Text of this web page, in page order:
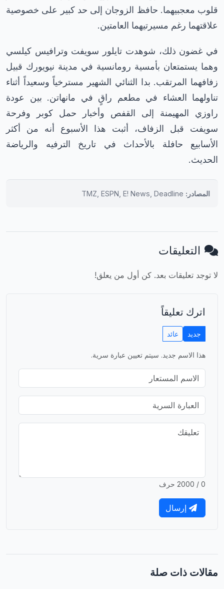
قلوب معجبيهما. حافظ الزوجان إلى حد كبير على خصوصية
علاقتهما رغم مسيرتيهما العامتين.
في غضون ذلك، شوهدت تايلور سويفت وترافيس كيلسي
وهما يستمتعان بأمسية رومانسية في مدينة نيويورك قبيل
زفافهما المرتقب. بدا الثنائي الشهير مسترخياً وسعيداً أثناء
تناولهما العشاء في مطعم راقٍ في مانهاتن. بين عودة
راوزي المهيمنة إلى القفص وأخبار حمل كوبر وفرحة
سويفت قبل الزفاف، أثبت هذا الأسبوع أنه من أكثر
الأسابيع حافلة بالأحداث في تاريخ الترفيه والرياضة
الحديث.
المصادر:
التعليقات
لا توجد تعليقات بعد. كن أول من يعلق!
اترك تعليقاً
جديد عائد
هذا الاسم جديد. سيتم تعيين عبارة سرية.
0 / 2000 حرف
إرسال
مقالات ذات صلة